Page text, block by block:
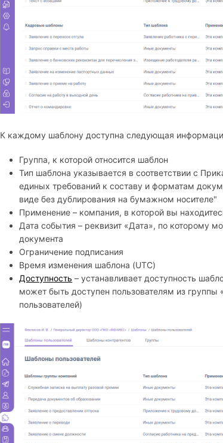
К каждому шаблону доступна следующая
Группа, к которой относится шаблон
Тип шаблона указывается в соответствии с
единых требований к составу и форматам
виде без дублирования на бумажном носителе"
Применение – компания, в которой вы
Дата события – реквизит «Дата», по которому
документа
Ограничение подписания
Время изменения шаблона (UTC)
Доступность – устанавливает доступность
может быть доступен пользователям из
пользователей)